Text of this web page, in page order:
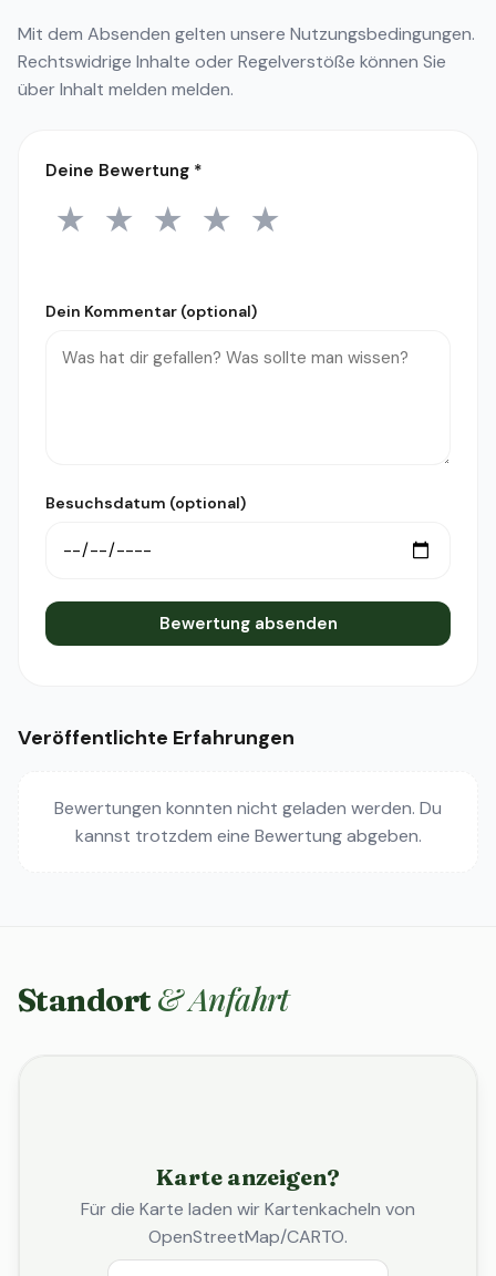
Mit dem Absenden gelten unsere Nutzungsbedingungen.
Rechtswidrige Inhalte oder Regelverstöße können Sie
überInhalt melden melden.
Deine Bewertung *
1 Stern
★ 2 Sterne
★ 3 Sterne
★ 4 Sterne
★ 5 Sterne
★
Dein Kommentar (optional)
Besuchsdatum (optional)
Bewertung absenden
Veröffentlichte Erfahrungen
Bewertungen konnten nicht geladen werden. Du
kannst trotzdem eine Bewertung abgeben.
Standort & Anfahrt
Karte anzeigen?
Für die Karte laden wir Kartenkacheln von
OpenStreetMap/CARTO.